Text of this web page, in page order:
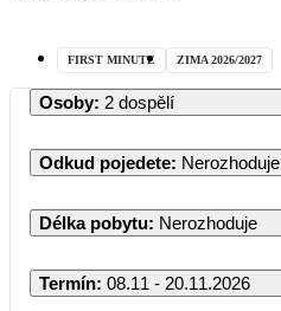
FIRST MINUTE ZIMA 2026/2027
Osoby: 2 dospělí
Odkud pojedete: Nerozhoduje
Délka pobytu: Nerozhoduje
Termín: 08.11 - 20.11.2026